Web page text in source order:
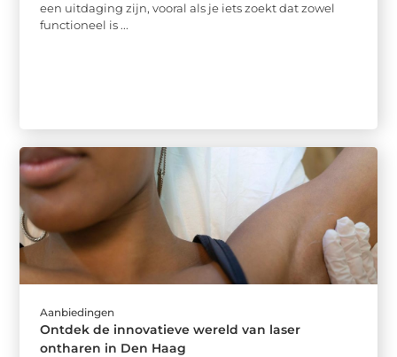
een uitdaging zijn, vooral als je iets zoekt dat zowel
functioneel is ...
Aanbiedingen
Ontdek de innovatieve wereld van laser
ontharen in Den Haag